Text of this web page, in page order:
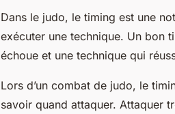
Dans le judo, le timing est une
exécuter une technique. Un bon
échoue et une technique qui
Lors d’un combat de judo, le
savoir quand attaquer. Attaquer